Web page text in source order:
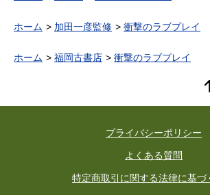
ホーム 加田一彦監修 衝撃のラブプレイ
ホーム 福岡古書店 衝撃のラブプレイ
プライバシーポリシー
よくある質問
特定商取引に関する法律に基づ